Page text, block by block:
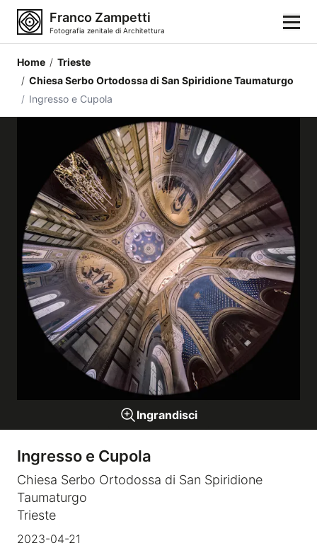
Franco Zampetti
Fotografia zenitale di Architettura
Home
Fotografie
Categorie di edifici
Luoghi
Città
Stili architettonici
Elementi architettonici
Architetti e autori
Gallerie a tema
Sequenze
News
Home / Trieste
/ Chiesa Serbo Ortodossa di San Spiridione Taumaturgo
/ Ingresso e Cupola
Ingrandisci
Ingresso e Cupola
Chiesa Serbo Ortodossa di San Spiridione
Taumaturgo
Trieste
2023-04-21